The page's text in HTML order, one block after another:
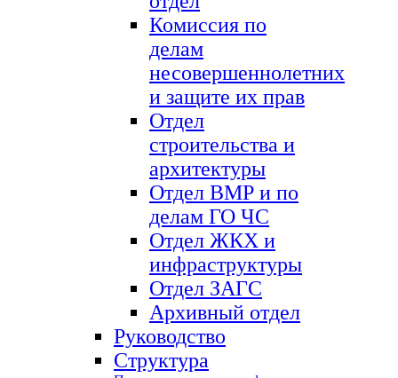
Комиссия по
делам
несовершеннолетних
и защите их прав
Отдел
строительства и
архитектуры
Отдел ВМР и по
делам ГО ЧС
Отдел ЖКХ и
инфраструктуры
Отдел ЗАГС
Архивный отдел
Руководство
Структура